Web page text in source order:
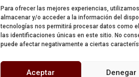
Para ofrecer las mejores experiencias,
almacenar y/o acceder a la información del
tecnologías nos permitirá procesar datos como
las identificaciones únicas en este sitio. No
puede afectar negativamente a ciertas
Aceptar Denegar